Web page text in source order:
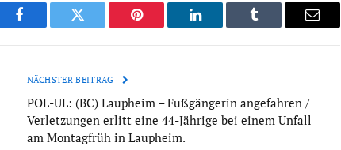
Facebook Twitter Pinterest LinkedIn Tumblr Email
NÄCHSTER BEITRAG
POL-UL: (BC) Laupheim – Fußgängerin angefahren /
Verletzungen erlitt eine 44-Jährige bei einem Unfall
am Montagfrüh in Laupheim.